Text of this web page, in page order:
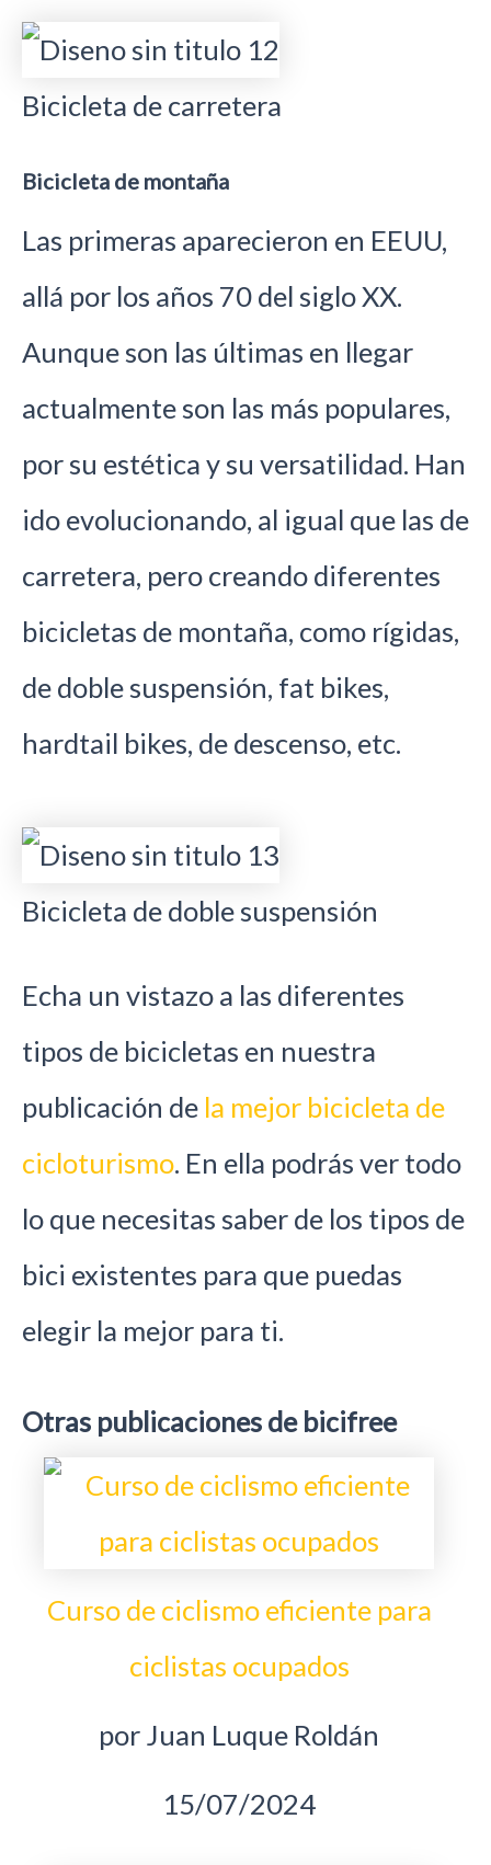
Bicicleta de carretera
Bicicleta de montaña
Las primeras aparecieron en EEUU,
allá por los años 70 del siglo XX.
Aunque son las últimas en llegar
actualmente son las más populares,
por su estética y su versatilidad. Han
ido evolucionando, al igual que las de
carretera, pero creando diferentes
bicicletas de montaña, como rígidas,
de doble suspensión, fat bikes,
hardtail bikes, de descenso, etc.
Bicicleta de doble suspensión
Echa un vistazo a las diferentes
tipos de bicicletas en nuestra
publicación de la mejor bicicleta de
cicloturismo. En ella podrás ver todo
lo que necesitas saber de los tipos de
bici existentes para que puedas
elegir la mejor para ti.
Otras publicaciones de bicifree
Curso de ciclismo eficiente para
ciclistas ocupados
por Juan Luque Roldán
15/07/2024